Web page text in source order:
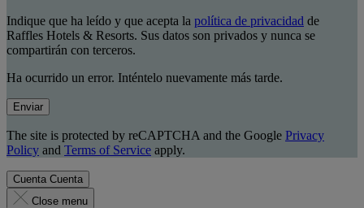
Indique que ha leído y que acepta la política de privacidad de
Raffles Hotels & Resorts. Sus datos son privados y nunca se
compartirán con terceros.
Ha ocurrido un error. Inténtelo nuevamente más tarde.
Enviar
The site is protected by reCAPTCHA and the Google Privacy
Policy and Terms of Service apply.
Cuenta Cuenta
Close menu